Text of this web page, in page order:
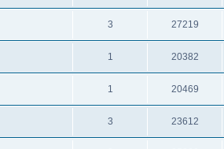
3 27219
1 20382
1 20469
3 23612